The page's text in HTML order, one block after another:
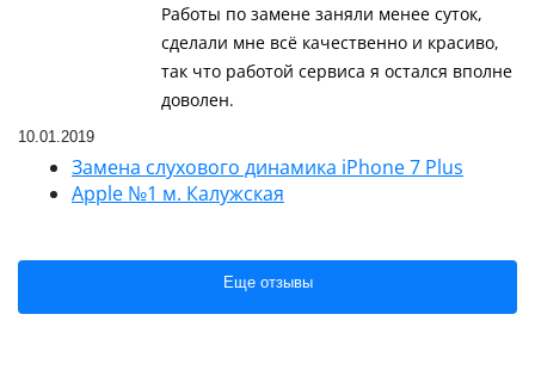
Работы по замене заняли менее суток,
сделали мне всё качественно и красиво,
так что работой сервиса я остался вполне
доволен.
10.01.2019
Замена слухового динамика iPhone 7 Plus
Apple №1 м. Калужская
Еще отзывы